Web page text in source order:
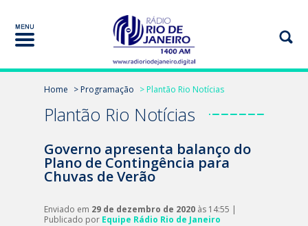
Home > Programação > Plantão Rio Notícias
Plantão Rio Notícias
Governo apresenta balanço do
Plano de Contingência para
Chuvas de Verão
Enviado em 29 de dezembro de 2020 às 14:55 |
Publicado por Equipe Rádio Rio de Janeiro